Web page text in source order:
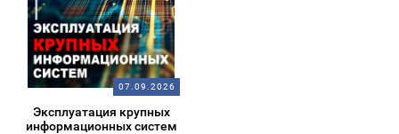
07.09.2026
Эксплуатация крупных
информационных систем